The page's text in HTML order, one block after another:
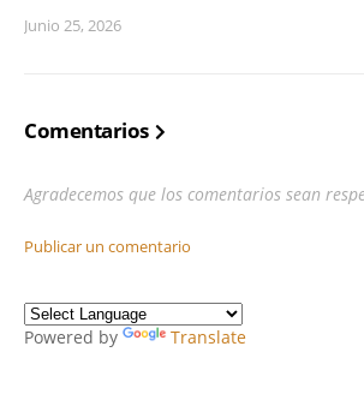
Junio 25, 2026
Comentarios
Agradecemos que los comentarios sean
Publicar un comentario
Powered by Translate